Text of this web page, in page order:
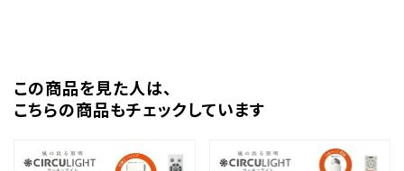
この商品を⾒た⼈は、
こちらの商品もチェックしています